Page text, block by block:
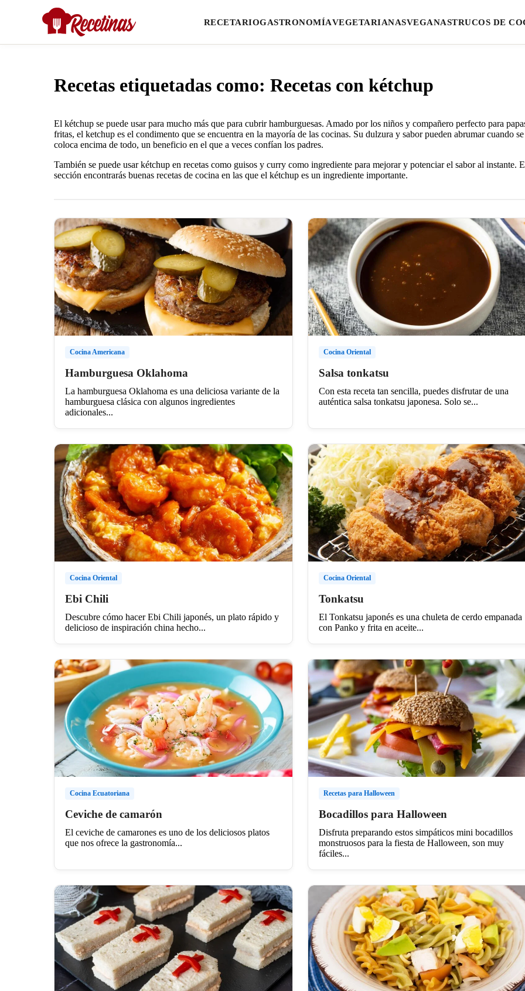
RECETARIOGASTRONOMÍAVEGETARIANASVEGANASTRUCOS DE
Recetas etiquetadas como: Recetas con kétchup
El kétchup se puede usar para mucho más que para cubrir hamburguesas. Amado por los niños y compañero perfecto para
fritas, el ketchup es el condimento que se encuentra en la mayoría de las cocinas. Su dulzura y sabor pueden abrumar cuando se
coloca encima de todo, un beneficio en el que a veces confían los padres.
También se puede usar kétchup en recetas como guisos y curry como ingrediente para mejorar y potenciar el sabor al instante.
sección encontrarás buenas recetas de cocina en las que el kétchup es un ingrediente importante.
Cocina Americana
Hamburguesa Oklahoma
La hamburguesa Oklahoma es una deliciosa variante de la
hamburguesa clásica con algunos ingredientes
adicionales...
Cocina Oriental
Salsa tonkatsu
Con esta receta tan sencilla, puedes disfrutar de una
auténtica salsa tonkatsu japonesa. Solo se...
Cocina Oriental
Ebi Chili
Descubre cómo hacer Ebi Chili japonés, un plato rápido y
delicioso de inspiración china hecho...
Cocina Oriental
Tonkatsu
El Tonkatsu japonés es una chuleta de cerdo empanada
con Panko y frita en aceite...
Cocina Ecuatoriana
Ceviche de camarón
El ceviche de camarones es uno de los deliciosos platos
que nos ofrece la gastronomía...
Recetas para Halloween
Bocadillos para Halloween
Disfruta preparando estos simpáticos mini bocadillos
monstruosos para la fiesta de Halloween, son muy
fáciles...